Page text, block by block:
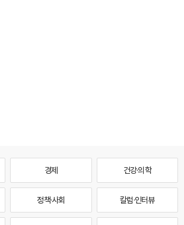
경제 건강·의학
정책·사회 칼럼·인터뷰